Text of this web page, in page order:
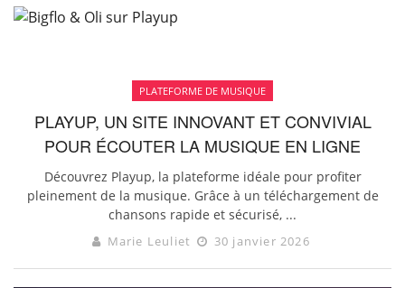
PLATEFORME DE MUSIQUE
PLAYUP, UN SITE INNOVANT ET CONVIVIAL
POUR ÉCOUTER LA MUSIQUE EN LIGNE
Découvrez Playup, la plateforme idéale pour profiter
pleinement de la musique. Grâce à un téléchargement de
chansons rapide et sécurisé, ...
Marie Leuliet 30 janvier 2026